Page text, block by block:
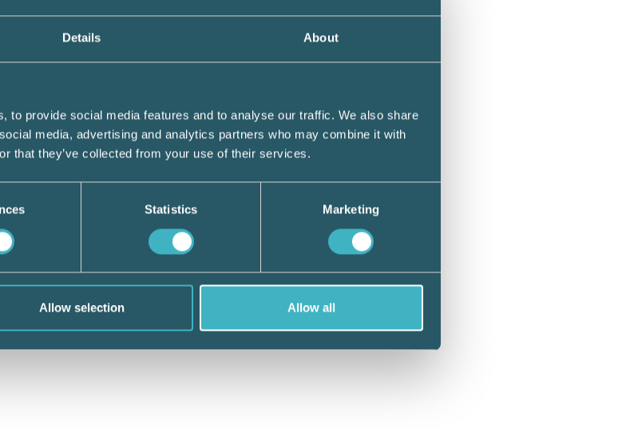
Details About
to provide social media features and to analyse our traffic. We also share
media, advertising and analytics partners who may combine it with
that they’ve collected from your use of their services.
Statistics Marketing
Allow selection Allow all
hade Margareta haft ett
angelägenheter och en skyldighet
och medelsförvaltningen innefattat
att som företrädare för
betalades av föreningen eller
skuld.
henne att solidariskt med